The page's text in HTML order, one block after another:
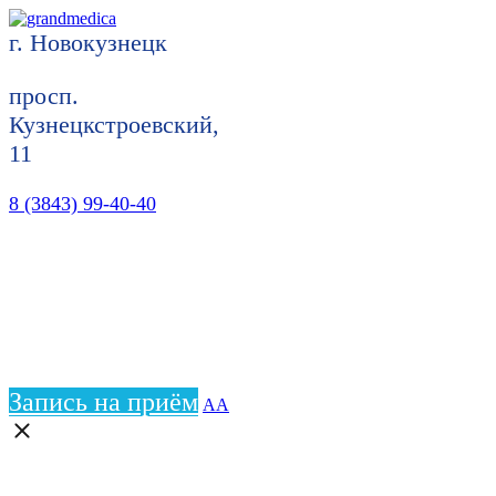
г. Новокузнецк
просп.
Кузнецкстроевский,
11
8 (3843) 99-40-40
Запись на приём АА